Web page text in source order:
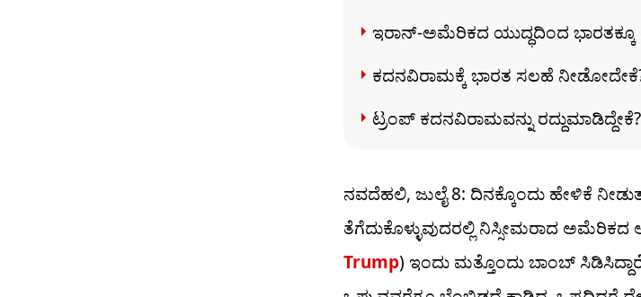
ಇರಾನ್-ಅಮೆರಿಕದ ಯುದ್ಧದಿಂದ
ಕದನವಿರಾಮಕ್ಕೆ ಭಾರತ ಸಲಹೆ
ಟ್ರಂಪ್ ಕದನವಿರಾಮವನ್ನು ರದ್ದುಮಾಡಿದ್ದೇಕೆ?
ನವದೆಹಲಿ, ಜುಲೈ 8: ದಿನಕ್ಕೊಂದು ಹೇಳಿಕೆ
ತೆಗೆದುಕೊಳ್ಳುವುದರಲ್ಲಿ ನಿಸ್ಸೀಮರಾದ ಅಮೆರಿಕದ
Trump) ಇಂದು ಮತ್ತೊಂದು ಬಾಂಬ್